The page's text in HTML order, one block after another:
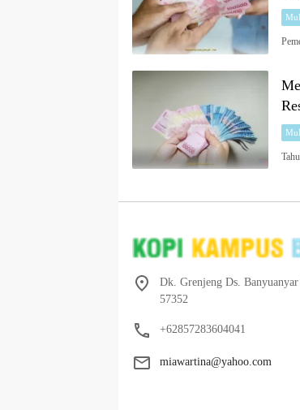
Dk. Grenjeng Ds.
57352
+62857283604041
miawartina@yahoo.com